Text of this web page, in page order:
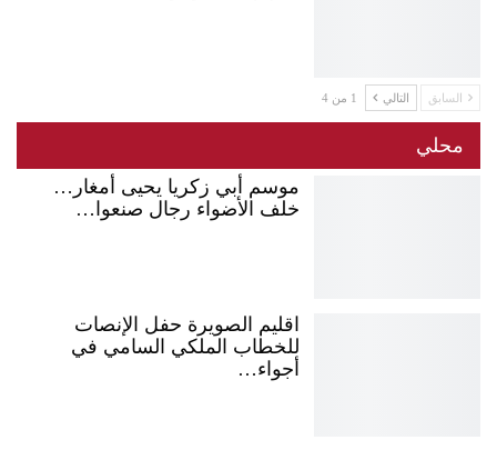
السابق التالي 1 من 4
محلي
موسم أبي زكريا يحيى أمغار…
خلف الأضواء رجال صنعوا…
اقليم الصويرة حفل الإنصات
للخطاب الملكي السامي في
أجواء…